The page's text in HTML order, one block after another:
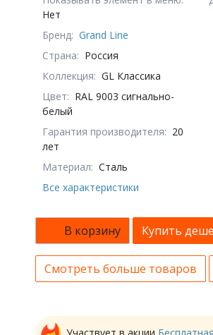
Нет
Бренд: Grand Line
Страна: Россия
Коллекция: GL Классика
Цвет: RAL 9003 сигнально-
белый
Гарантия производителя: 20
лет
Материал: Сталь
Все характеристики
В корзину Купить
Смотреть больше товаров